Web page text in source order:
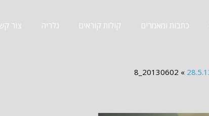
כתבות ומאמרים קולות קוראים גלריה צור
»
20130602_8